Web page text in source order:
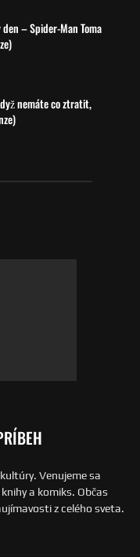
– Spider-Man Toma
nemáte co ztratit,
Venujeme sa
a komiks. Občas
z celého sveta.